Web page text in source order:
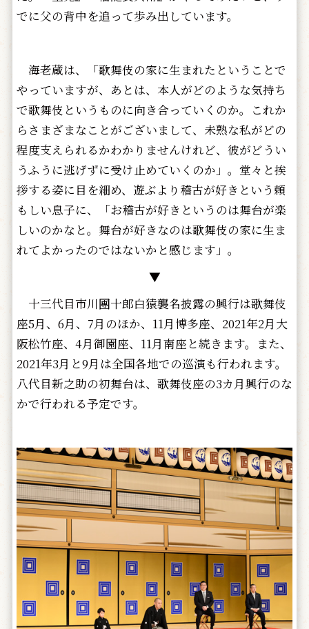
でに父の背中を追って歩み出しています。
海老蔵は、「歌舞伎の家に生まれたということで
やっていますが、あとは、本人がどのような気持ち
で歌舞伎というものに向き合っていくのか。これか
らさまざまなことがございまして、未熟な私がどの
程度支えられるかわかりませんけれど、彼がどうい
うふうに逃げずに受け止めていくのか」。堂々と挨
拶する姿に目を細め、遊ぶより稽古が好きという頼
もしい息子に、「お稽古が好きというのは舞台が楽
しいのかなと。舞台が好きなのは歌舞伎の家に生ま
れてよかったのではないかと感じます」。
▼
十三代目市川團十郎白猿襲名披露の興行は歌舞伎
座5月、6月、7月のほか、11月博多座、2021年2月大
阪松竹座、4月御園座、11月南座と続きます。また、
2021年3月と9月は全国各地での巡演も行われます。
八代目新之助の初舞台は、歌舞伎座の3カ月興行のな
かで行われる予定です。